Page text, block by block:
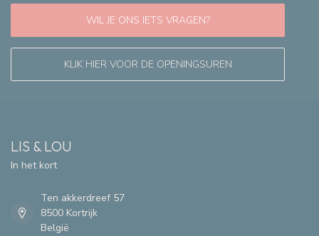
WIL JE ONS IETS VRAGEN?
KLIK HIER VOOR DE OPENINGSUREN
LIS & LOU
In het kort
Ten akkerdreef 57
8500 Kortrijk
België